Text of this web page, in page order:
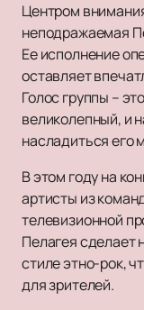
Центром
неподражаемая
Ее исполнение
оставляет
Голос группы –
великолепный, и
насладиться его
В этом году на
артисты из
телевизионной
Пелагея сделает
стиле этно-рок,
для зрителей.